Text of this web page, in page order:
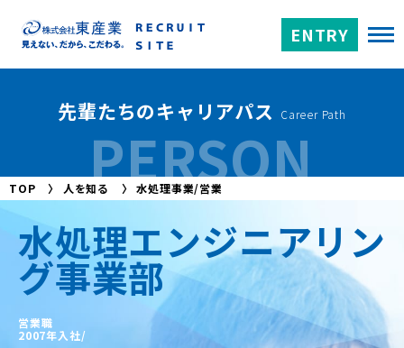
ENTRY
先輩たちのキャリアパス Career Path
PERSON
TOP 〉 人を知る 〉 水処理事業/営業
水処理エンジニアリン
グ事業部
営業職
2007年入社/